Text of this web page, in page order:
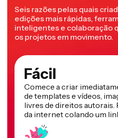
Seis razões pelas quais
edições mais rápidas,
inteligentes e colaboração
os projetos em movimento.
Fácil
Comece a criar
de templates e vídeos,
livres de direitos
da internet colando um